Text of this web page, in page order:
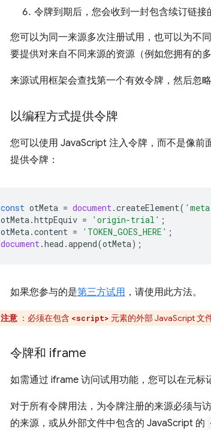
令牌到期后，您会收到一封包含续订链接
您可以为同一来源多次注册试用，也可以为不
要提供对来自不同来源的资源（例如您拥有的
来源试用框架会查找第一个有效令牌，然后忽
以编程方式提供令牌
您可以使用 JavaScript 注入令牌，而不是像前
提供令牌：
const otMeta = document.createElement(
otMeta.httpEquiv = 'origin-trial' ;
otMeta.content = 'TOKEN_GOES_HERE' ;
document.head .append(otMeta);
如果您参与的是第三方试用 ，请使用此方法。
注意 ：必须在包含 <script> 元素的外部 JavaScript 文
令牌和 iframe
如需通过 iframe 访问试用功能，您可以在元标
对于所有令牌用法，为令牌注册的来源必须与
的来源，或从外部文件中包含的 JavaScript 的